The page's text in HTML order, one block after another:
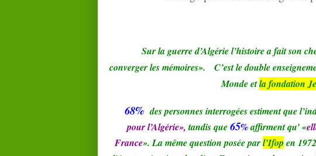
Sur la guerre d’Algérie l’histoire a fait son
converger les mémoires».
C’est le double
Monde etla fondation
68% des personnes interrogées estiment que
pour l’Algérie»,tandis que65%affirment qu’ «
France». La même question posée parl’Ifop en